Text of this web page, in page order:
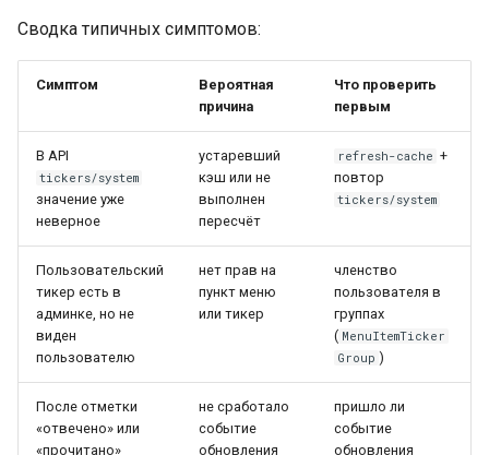
Сводка типичных симптомов:
Симптом
Вероятная
причина
Что проверить
первым
В API
tickers/system
значение уже
неверное
устаревший
кэш или не
выполнен
пересчёт
refresh-cache +
повтор
tickers/system
Пользовательский
тикер есть в
админке, но не
виден
пользователю
нет прав на
пункт меню
или тикер
членство
пользователя в
группах
( MenuItemTicker
Group )
После отметки
«отвечено» или
«прочитано»
не сработало
событие
обновления
пришло ли
событие
обновления